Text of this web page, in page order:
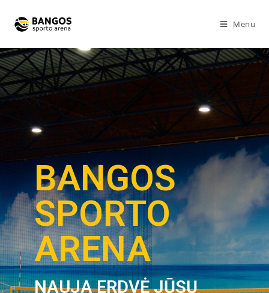
Menu
BANGOS
SPORTO
ARENA
NAUJA ERDVĖ JŪSŲ